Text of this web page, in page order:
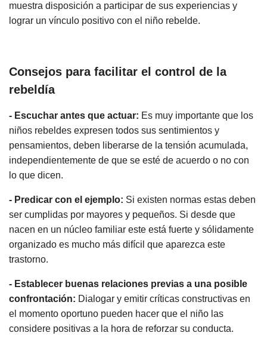
muestra disposición a participar de sus experiencias y
lograr un vínculo positivo con el niño rebelde.
Consejos para facilitar el control de la
rebeldía
- Escuchar antes que actuar: Es muy importante que los
niños rebeldes expresen todos sus sentimientos y
pensamientos, deben liberarse de la tensión acumulada,
independientemente de que se esté de acuerdo o no con
lo que dicen.
- Predicar con el ejemplo: Si existen normas estas deben
ser cumplidas por mayores y pequeños. Si desde que
nacen en un núcleo familiar este está fuerte y sólidamente
organizado es mucho más difícil que aparezca este
trastorno.
- Establecer buenas relaciones previas a una posible
confrontación: Dialogar y emitir críticas constructivas en
el momento oportuno pueden hacer que el niño las
considere positivas a la hora de reforzar su conducta.